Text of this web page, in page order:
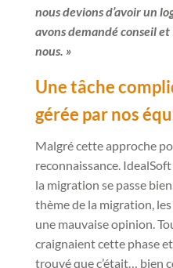
nous devions d’avoir un
avons demandé conseil et
nous. »
Une tâche
gérée par nos
Malgré cette approche
reconnaissance.
la migration se passe
thème de la migration,
une mauvaise opinion.
craignaient cette phase
trouvé que c’était… bien